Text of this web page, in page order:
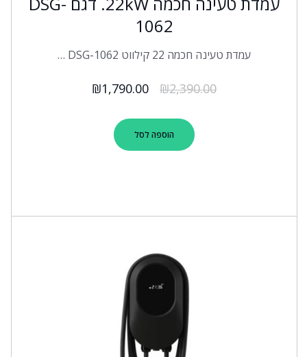
1062
עמדת טעינה חכמה 22 קילווט DSG-1062 …
₪2,390.00
₪1,790.00
הוספה לסל